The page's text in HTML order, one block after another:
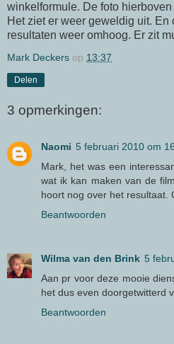
winkelformule. De foto
Het ziet er weer geweldig uit. En
resultaten weer omhoog. Er zit
Mark Deckers op 13:37
Delen
3 opmerkingen:
Naomi 5 februari 2010 om
Mark, het was een
wat ik kan maken van de
hoort nog over het resultaat.
Beantwoorden
Wilma van den Brink 5
Aan pr voor deze mooie
het dus even doorgetwitterd
Beantwoorden